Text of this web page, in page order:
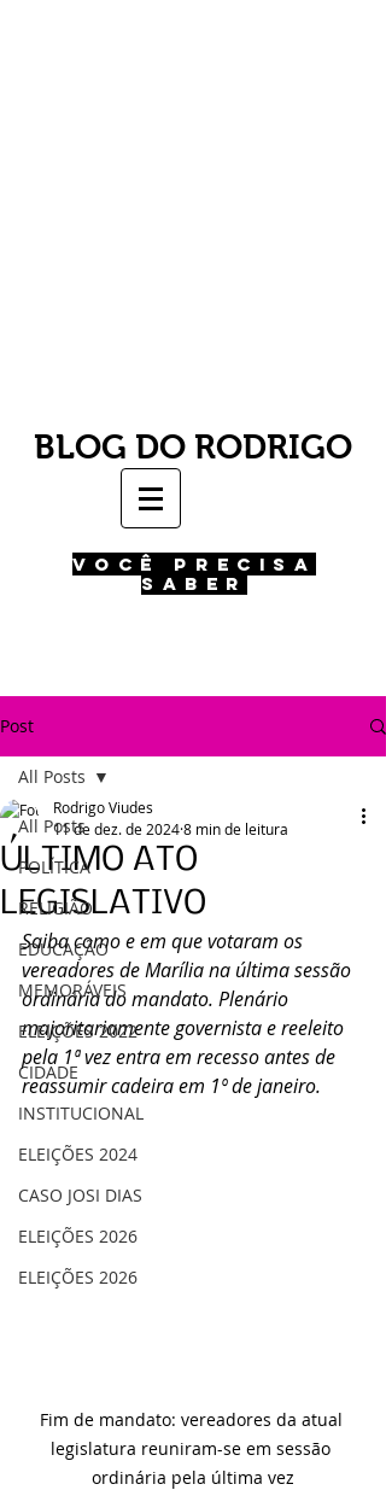
BLOG DO RODRIGO
VOCÊ PRECISA
SABER
Post
All Posts
POLÍTICA
RELIGIÃO
EDUCAÇÃO
MEMORÁVEIS
ELEIÇÕES 2022
CIDADE
INSTITUCIONAL
ELEIÇÕES 2024
CASO JOSI DIAS
ELEIÇÕES 2026
ELEIÇÕES 2026
All Posts
ÚLTIMO ATO
LEGISLATIVO
Rodrigo Viudes
11 de dez. de 20248 min de leitura
Saiba como e em que votaram os
vereadores de Marília na última sessão
ordinária do mandato. Plenário
majoritariamente governista e reeleito
pela 1ª vez entra em recesso antes de
reassumir cadeira em 1º de janeiro.
Fim de mandato: vereadores da atual
legislatura reuniram-se em sessão
ordinária pela última vez